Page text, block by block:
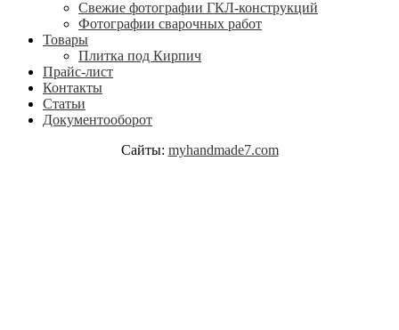
Свежие фотографии ГКЛ-конструкций
Фотографии сварочных работ
Товары
Плитка под Кирпич
Прайс-лист
Контакты
Статьи
Документооборот
Сайты: myhandmade7.com